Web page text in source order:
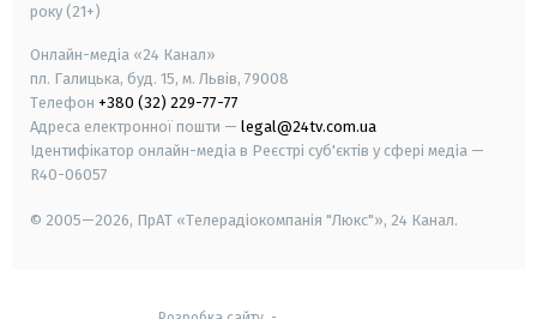
року (21+)
Онлайн-медіа «24 Канал»
пл. Галицька, буд. 15, м. Львів, 79008
Телефон +380 (32) 229-77-77
Адреса електронної пошти — legal@24tv.com.ua
Ідентифікатор онлайн-медіа в Реєстрі суб'єктів у сфері медіа —
R40-06057
© 2005—2026, ПрАТ «Телерадіокомпанія "Люкс"», 24 Канал.